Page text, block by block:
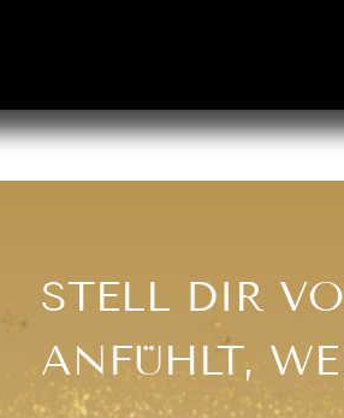
STELL DIR
ANFÜHLT,